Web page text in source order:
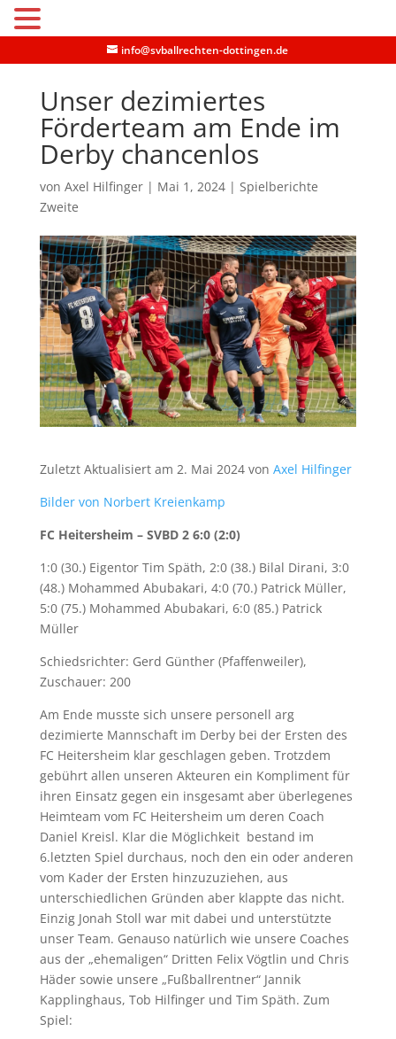
info@svballrechten-dottingen.de
Unser dezimiertes
Förderteam am Ende im
Derby chancenlos
von Axel Hilfinger| Mai 1, 2024| Spielberichte
Zweite
Zuletzt Aktualisiert am 2. Mai 2024 von Axel Hilfinger
Bilder von Norbert Kreienkamp
FC Heitersheim – SVBD 2 6:0 (2:0)
1:0 (30.) Eigentor Tim Späth, 2:0 (38.) Bilal Dirani, 3:0
(48.) Mohammed Abubakari, 4:0 (70.) Patrick Müller,
5:0 (75.) Mohammed Abubakari, 6:0 (85.) Patrick
Müller
Schiedsrichter: Gerd Günther (Pfaffenweiler),
Zuschauer: 200
Am Ende musste sich unsere personell arg
dezimierte Mannschaft im Derby bei der Ersten des
FC Heitersheim klar geschlagen geben. Trotzdem
gebührt allen unseren Akteuren ein Kompliment für
ihren Einsatz gegen ein insgesamt aber überlegenes
Heimteam vom FC Heitersheim um deren Coach
Daniel Kreisl. Klar die Möglichkeit bestand im
6.letzten Spiel durchaus, noch den ein oder anderen
vom Kader der Ersten hinzuzuziehen, aus
unterschiedlichen Gründen aber klappte das nicht.
Einzig Jonah Stoll war mit dabei und unterstützte
unser Team. Genauso natürlich wie unsere Coaches
aus der „ehemaligen“ Dritten Felix Vögtlin und Chris
Häder sowie unsere „Fußballrentner“ Jannik
Kapplinghaus, Tob Hilfinger und Tim Späth. Zum
Spiel: